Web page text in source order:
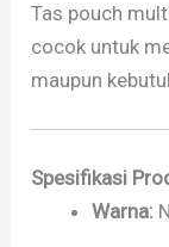
Tas pouch
cocok untuk
maupun
Spesifikasi
Warna: